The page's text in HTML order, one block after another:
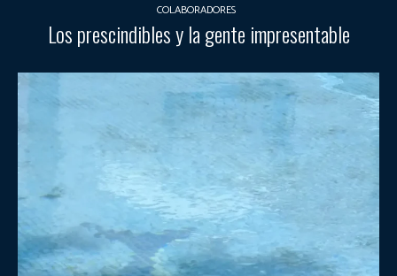
COLABORADORES
Los prescindibles y la gente impresentable